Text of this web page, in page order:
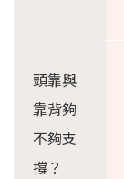
頭靠與
靠背夠
不夠支
撐？